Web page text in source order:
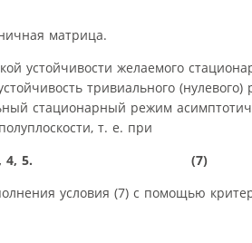
матрица.
устойчивости желаемого
тривиального
стационарный режим
т. е. при
2, 3, 4, 5. (7)
условия (7) с помощью